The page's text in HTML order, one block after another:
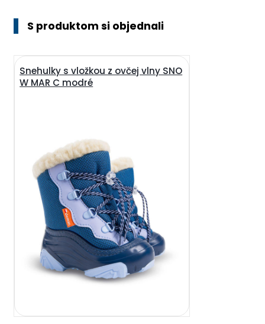
S produktom si objednali
Snehulky s vložkou z ovčej vlny SNO
W MAR C modré